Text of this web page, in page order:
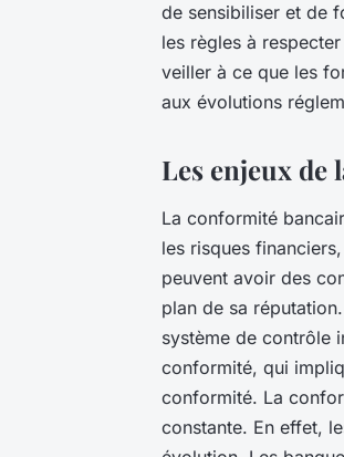
de sensibiliser et de
les règles à
veiller à ce que les
aux évolutions
Les enjeux
La conformité
les risques
peuvent avoir des
plan de sa
système de contrôle
conformité, qui
conformité. La
constante. En effet,